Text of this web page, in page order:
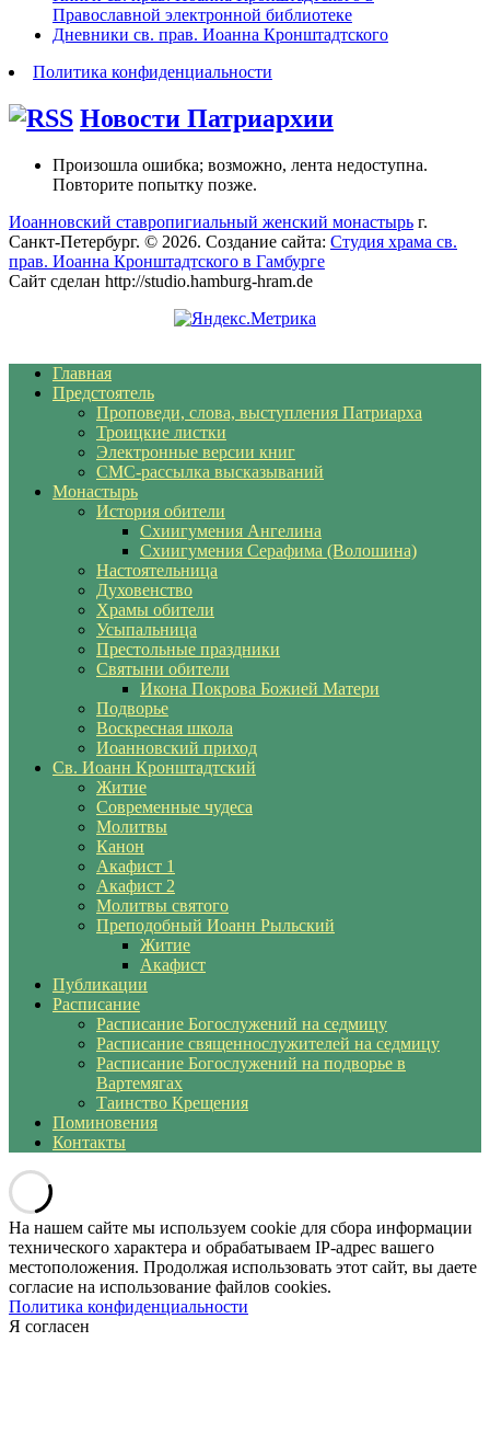
Православной электронной библиотеке
Дневники св. прав. Иоанна Кронштадтского
Политика конфиденциальности
Новости Патриархии
Произошла ошибка; возможно, лента недоступна.
Повторите попытку позже.
Иоанновский ставропигиальный женский монастырь г.
Санкт-Петербург. © 2026. Создание сайта: Студия храма св.
прав. Иоанна Кронштадтского в Гамбурге
Сайт сделан http://studio.hamburg-hram.de
Главная
Предстоятель
Проповеди, слова, выступления Патриарха
Троицкие листки
Электронные версии книг
СМС-рассылка высказываний
Монастырь
История обители
Схиигумения Ангелина
Схиигумения Серафима (Волошина)
Настоятельница
Духовенство
Храмы обители
Усыпальница
Престольные праздники
Святыни обители
Икона Покрова Божией Матери
Подворье
Воскресная школа
Иоанновский приход
Св. Иоанн Кронштадтский
Житие
Современные чудеса
Молитвы
Канон
Акафист 1
Акафист 2
Молитвы святого
Преподобный Иоанн Рыльский
Житие
Акафист
Публикации
Расписание
Расписание Богослужений на седмицу
Расписание священнослужителей на седмицу
Расписание Богослужений на подворье в
Вартемягах
Таинство Крещения
Поминовения
Контакты
На нашем сайте мы используем cookie для сбора информации
технического характера и обрабатываем IP-адрес вашего
местоположения. Продолжая использовать этот сайт, вы даете
согласие на использование файлов cookies.
Политика конфиденциальности
Я согласен